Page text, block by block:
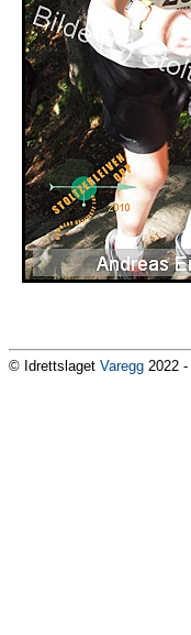
© Idrettslaget Varegg 2022 -